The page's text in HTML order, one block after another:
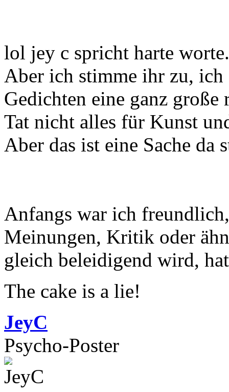
lol jey c spricht harte worte.
Aber ich stimme ihr zu, ich
Gedichten eine ganz
Tat nicht alles für Kunst
Aber das ist eine Sache da
Anfangs war ich
Meinungen, Kritik oder
gleich beleidigend wird,
The cake is a lie!
JeyC
Psycho-Poster